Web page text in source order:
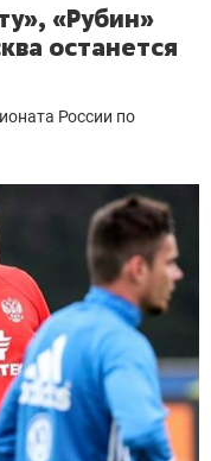
«Рубин»
останется
России по